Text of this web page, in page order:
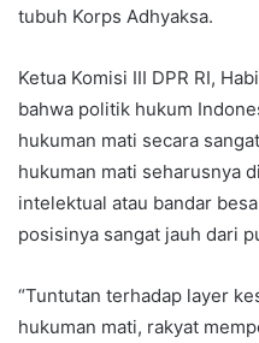
tubuh Korps Adhyaksa.
Ketua Komisi III DPR RI,
bahwa politik hukum
hukuman mati secara
hukuman mati seharusnya
intelektual atau bandar
posisinya sangat jauh dari
“Tuntutan terhadap layer
hukuman mati, rakyat